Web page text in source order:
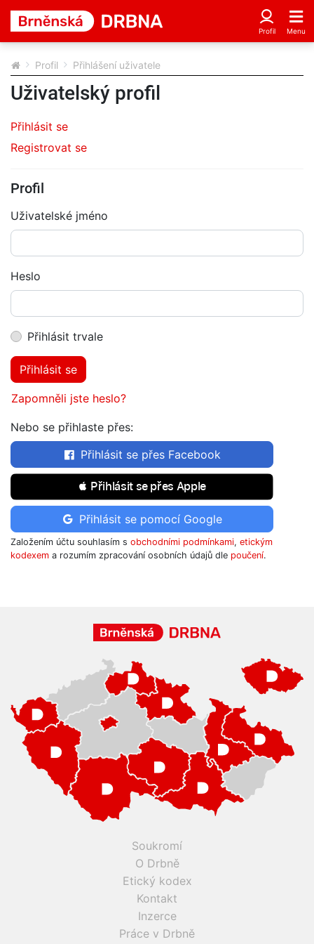
Profil Přihlášení uživatele
Uživatelský profil
Přihlásit se
Registrovat se
Profil
Uživatelské jméno
Heslo
Přihlásit trvale
Přihlásit se
Zapomněli jste heslo?
Nebo se přihlaste přes:
Přihlásit se přes Facebook
 Přihlásit se přes Apple
Přihlásit se pomocí Google
Založením účtu souhlasím s obchodními podmínkami, etickým
kodexem a rozumím zpracování osobních údajů dle poučení.
Soukromí
O Drbně
Etický kodex
Kontakt
Inzerce
Práce v Drbně